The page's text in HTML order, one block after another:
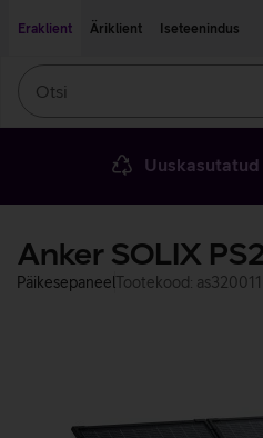
Eraklient
Äriklient Iseteenindus
Anker SOLIX
Päikesepaneel Tootekood: as320011